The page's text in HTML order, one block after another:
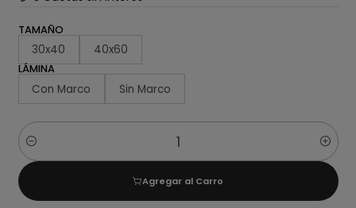
TAMAÑO
30x40 40x60
LÁMINA
Con Marco Sin Marco
Cantidad
Agregar al Carro